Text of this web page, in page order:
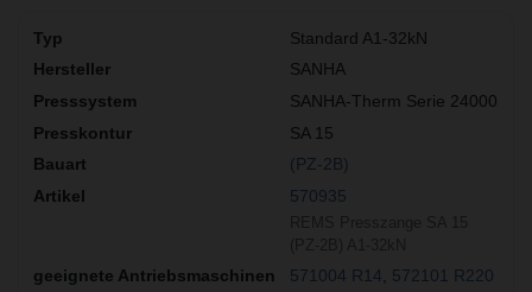
Standard A1-32kN
SANHA
SANHA-Therm Serie 24000
SA 15
(PZ-2B)
570935
571004 R14
572101 R220